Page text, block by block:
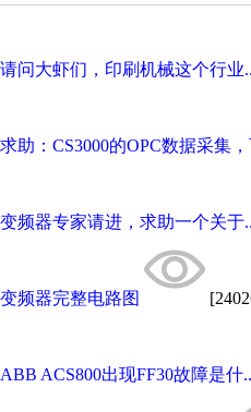
请问大虾们，印刷机械这个行业
求助：CS3000的OPC数据采集，
变频器专家请进，求助一个关于
变频器完整电路图
ABB ACS800出现FF30故障是什